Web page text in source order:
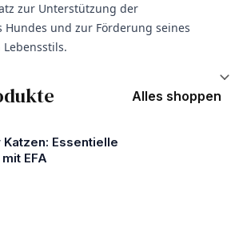
zur Unterstützung der
Hundes und zur Förderung seines
Alles shoppen
Essentielle
EFA